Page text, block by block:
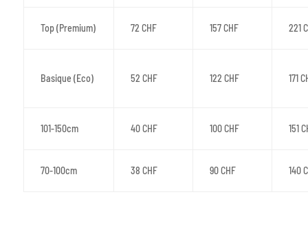
Top (Premium) 72 CHF 157 CHF 221
Basique (Eco) 52 CHF 122 CHF 171
101-150cm 40 CHF 100 CHF 151
70-100cm 38 CHF 90 CHF 140